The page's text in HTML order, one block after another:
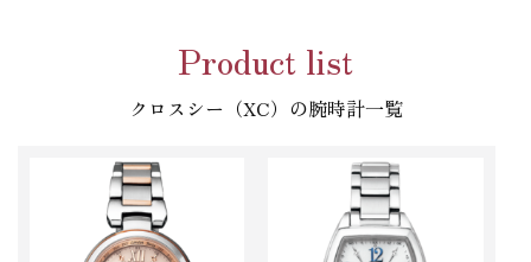
Product list
クロスシー（XC）の腕時計一覧